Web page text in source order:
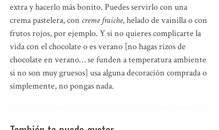
extra y hacerlo más bonito. Puedes servirlo con una
crema pastelera, con creme fraiche, helado de vainilla o con
frutos rojos, por ejemplo. Y si no quieres complicarte la
vida con el chocolate o es verano [no hagas rizos de
chocolate en verano… se funden a temperatura ambiente
si no son muy gruesos] usa alguna decoración comprada o
simplemente, no pongas nada.